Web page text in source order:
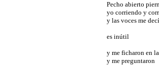
Pecho abierto
yo corriendo y
y las voces me
es inútil
y me ficharon en
y me preguntaron